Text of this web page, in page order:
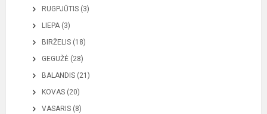
RUGPJŪTIS (3)
LIEPA (3)
BIRŽELIS (18)
GEGUŽĖ (28)
BALANDIS (21)
KOVAS (20)
VASARIS (8)